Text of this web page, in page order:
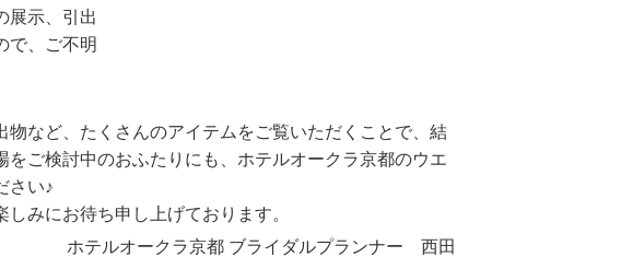
展示、引出
で、ご不明
など、たくさんのアイテムをご覧いただくことで、結
ご検討中のおふたりにも、ホテルオークラ京都のウエ
さい♪
みにお待ち申し上げております。
ホテルオークラ京都 ブライダルプランナー 西田